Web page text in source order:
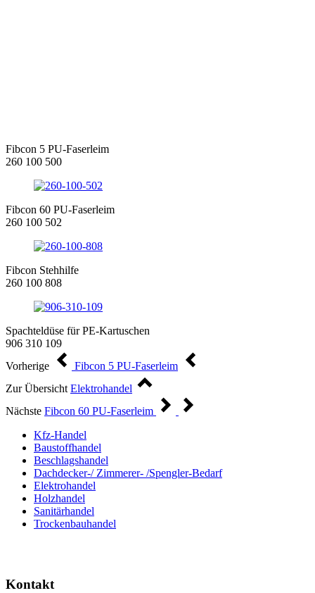
Fibcon 5 PU-Faserleim
260 100 500
Fibcon 60 PU-Faserleim
260 100 502
Fibcon Stehhilfe
260 100 808
Spachteldüse für PE-Kartuschen
906 310 109
Vorherige
Fibcon 5 PU-Faserleim
Zur Übersicht Elektrohandel
Nächste Fibcon 60 PU-Faserleim
Kfz-Handel
Baustoffhandel
Beschlagshandel
Dachdecker-/ Zimmerer- /Spengler-Bedarf
Elektrohandel
Holzhandel
Sanitärhandel
Trockenbauhandel
Kontakt